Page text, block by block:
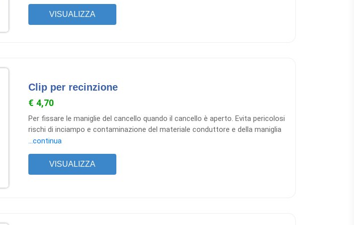
VISUALIZZA
Clip per recinzione
€ 4,70
Per fissare le maniglie del cancello quando il cancello è aperto. Evita pericolosi
rischi di inciampo e contaminazione del materiale conduttore e della maniglia
del cancello. Nessuna dispersione di potenza dal materiale conduttore steso
fino a 8 mm di diametro e fili.
...continua
VISUALIZZA